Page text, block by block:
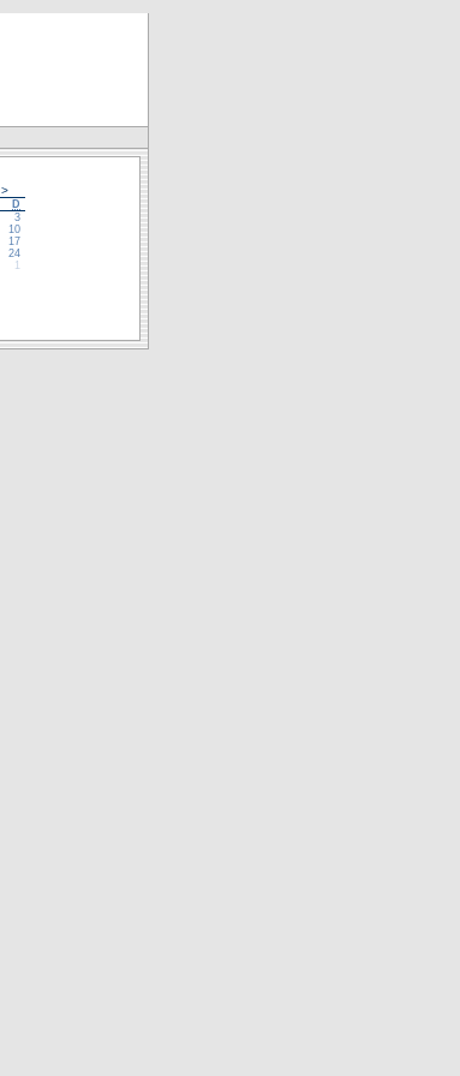
>
D
3
10
17
24
1